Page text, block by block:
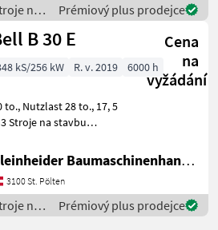
na
/
Prémiový plus prodejce
B 30 E
Cena
na
vyžádání
kS/256 kW R. v. 2019 6000 h
28 to., 17, 5
stavbu
Kleinheider Baumaschinenhandel GmbH.
3100 St. Pölten
na
/
Prémiový plus prodejce